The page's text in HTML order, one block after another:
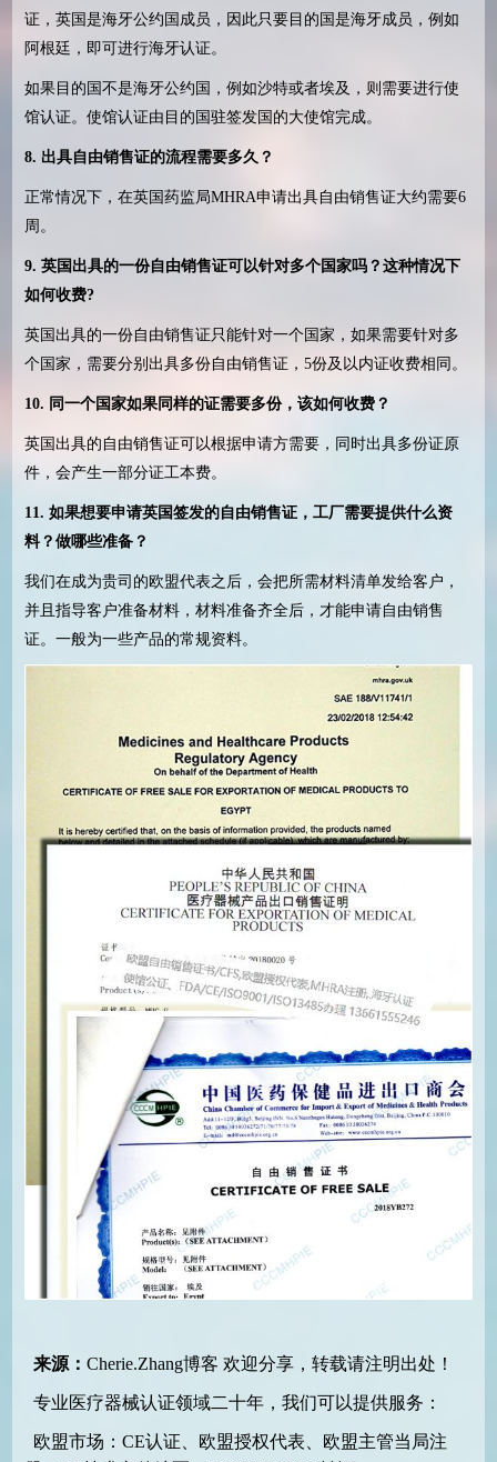
证，英国是海牙公约国成员，因此只要目的国是海牙成员，例如
阿根廷，即可进行海牙认证。
如果目的国不是海牙公约国，例如沙特或者埃及，则需要进行使
馆认证。使馆认证由目的国驻签发国的大使馆完成。
8. 出具自由销售证的流程需要多久？
正常情况下，在英国药监局MHRA申请出具自由销售证大约需要6
周。
9. 英国出具的一份自由销售证可以针对多个国家吗？ 这种情况下
如何收费?
英国出具的一份自由销售证只能针对一个国家，如果需要针对多
个国家，需要分别出具多份自由销售证， 5份及以内证收费相同。
10. 同一个国家如果同样的证需要多份，该如何收费？
英国出具的自由销售证可以根据申请方需要，同时出具多份证原
件，会产生一部分证工本费。
11. 如果想要申请英国签发的自由销售证，工厂需要提供什么资
料？做哪些准备？
我们在成为贵司的欧盟代表之后，会把所需材料清单发给客户，
并且指导客户准备材料，材料准备齐全后，才能申请自由销售
证。一般为一些产品的常规资料。
来源： Cherie.Zhang博客 欢迎分享，转载请注明出处！
专业医疗器械认证领域二十年，我们可以提供服务：
欧盟市场：CE认证、欧盟授权代表、欧盟主管当局注